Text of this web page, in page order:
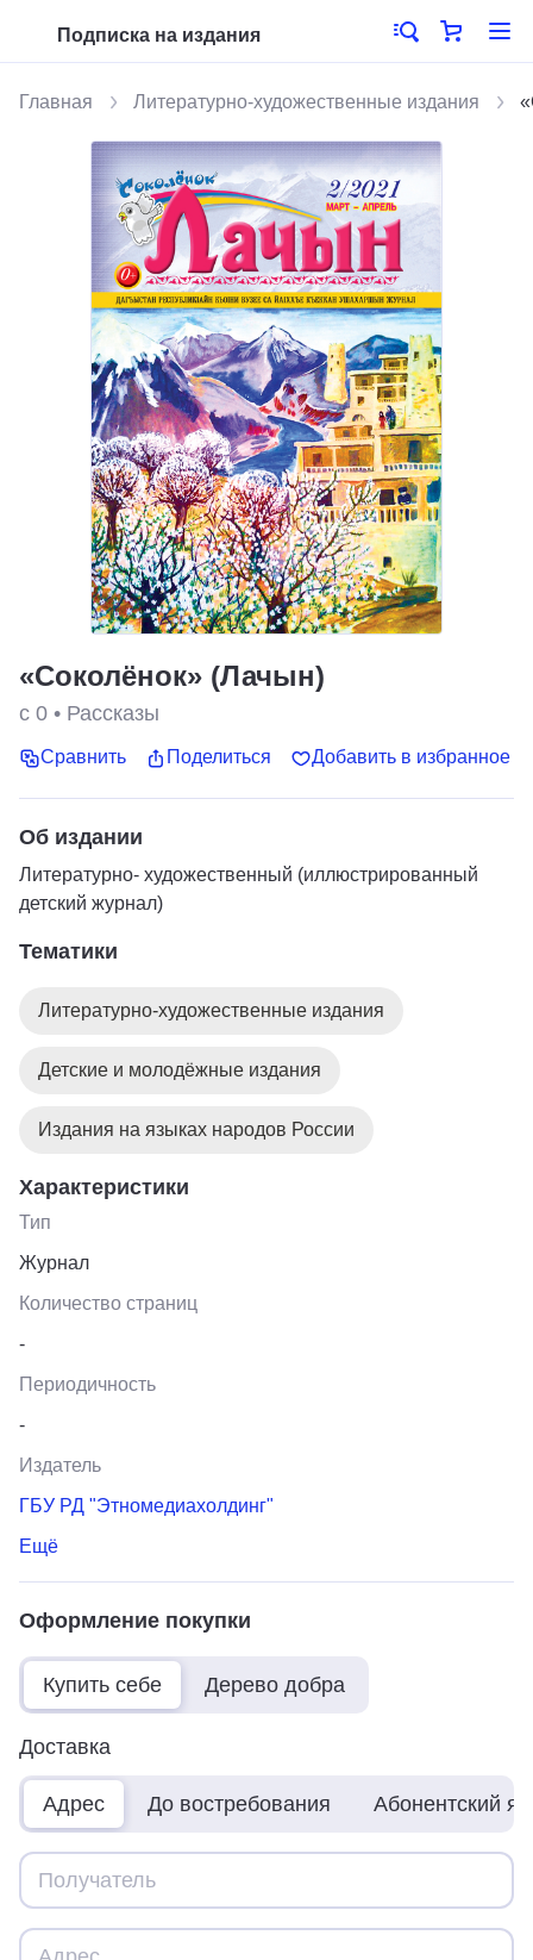
Подписка на издания
Главная Литературно-художественные издания
«Соколёнок» (Лачын)
с 0 • Рассказы
Сравнить Поделиться Добавить в избранное
Об издании
Литературно- художественный (иллюстрированный
детский журнал)
Тематики
Литературно-художественные издания
Детские и молодёжные издания
Издания на языках народов России
Характеристики
Тип
Журнал
Количество страниц
-
Периодичность
-
Издатель
ГБУ РД "Этномедиахолдинг"
Ещё
Оформление покупки
Купить себе Дерево добра
Доставка
Адрес До востребования Абонентский